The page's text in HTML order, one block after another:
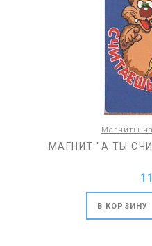
Магниты
МАГНИТ "А ТЫ
В КОРЗИНУ